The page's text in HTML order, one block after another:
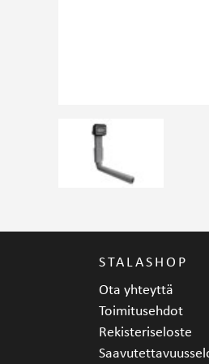
STALASHOP
Ota yhteyttä
Toimitusehdot
Rekisteriseloste